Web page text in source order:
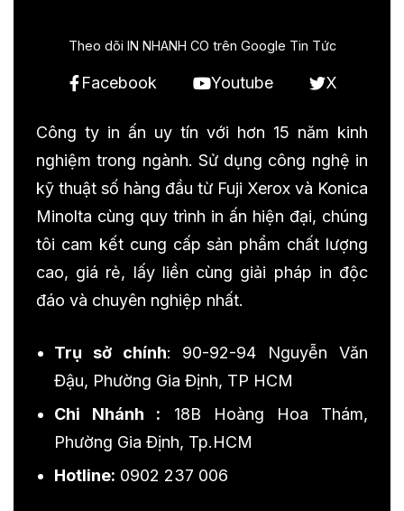
Theo dõi IN NHANH CO trên Google Tin Tức
Facebook Youtube X
Công ty in ấn uy tín với hơn 15 năm kinh
nghiệm trong ngành. Sử dụng công nghệ in
kỹ thuật số hàng đầu từ Fuji Xerox và Konica
Minolta cùng quy trình in ấn hiện đại, chúng
tôi cam kết cung cấp sản phẩm chất lượng
cao, giá rẻ, lấy liền cùng giải pháp in độc
đáo và chuyên nghiệp nhất.
Trụ sở chính: 90-92-94 Nguyễn Văn
Đậu, Phường Gia Định, TP HCM
Chi Nhánh : 18B Hoàng Hoa Thám,
Phường Gia Định, Tp.HCM
Hotline: 0902 237 006